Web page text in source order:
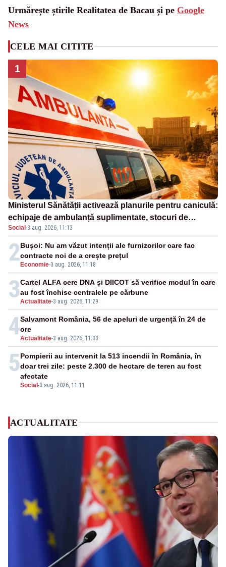
Urmărește știrile Realitatea de Bacau și pe Google
News
CELE MAI CITITE
1
Ministerul Sănătății activează planurile pentru caniculă:
echipaje de ambulanță suplimentate, stocuri de
medicamente verificate și puncte de apă în spațiile
publice
Social ·3 aug. 2026, 11:13
2 Economie-3 aug. 2026, 11:18
Bușoi: Nu am văzut intenții ale furnizorilor care fac
contracte noi de a crește prețul
3Actualitate-3 aug. 2026, 11:29
Cartel ALFA cere DNA și DIICOT să verifice modul în care
au fost închise centralele pe cărbune
4Actualitate-3 aug. 2026, 11:33
Salvamont România, 56 de apeluri de urgență în 24 de
ore
5
Social -3 aug. 2026, 11:11
Pompierii au intervenit la 513 incendii în România, în
doar trei zile: peste 2.300 de hectare de teren au fost
afectate
ACTUALITATE